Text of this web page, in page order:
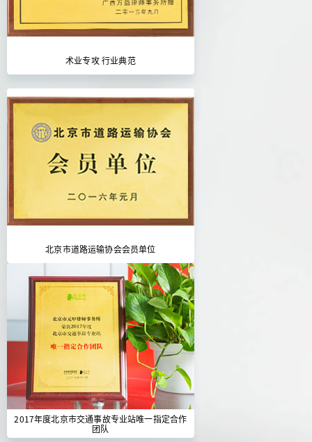
术业专攻 行业典范
北京市道路运输协会会员单位
2017年度北京市交通事故专业站唯一指定合作
团队